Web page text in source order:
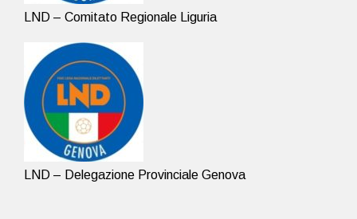
LND – Comitato Regionale Liguria
LND – Delegazione Provinciale Genova